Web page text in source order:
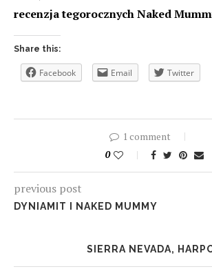
recenzja tegorocznych Naked
Share this:
Facebook Email Twitter
1 comment
0
previous post
DYNIAMIT I NAKED MUMMY
SIERRA NEVADA,